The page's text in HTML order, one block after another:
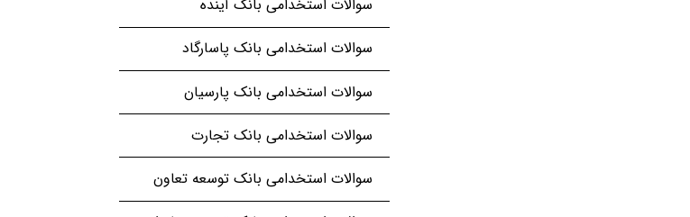
سوالات استخدامی بانک آینده
سوالات استخدامی بانک پاسارگاد
سوالات استخدامی بانک پارسیان
سوالات استخدامی بانک تجارت
سوالات استخدامی بانک توسعه تعاون